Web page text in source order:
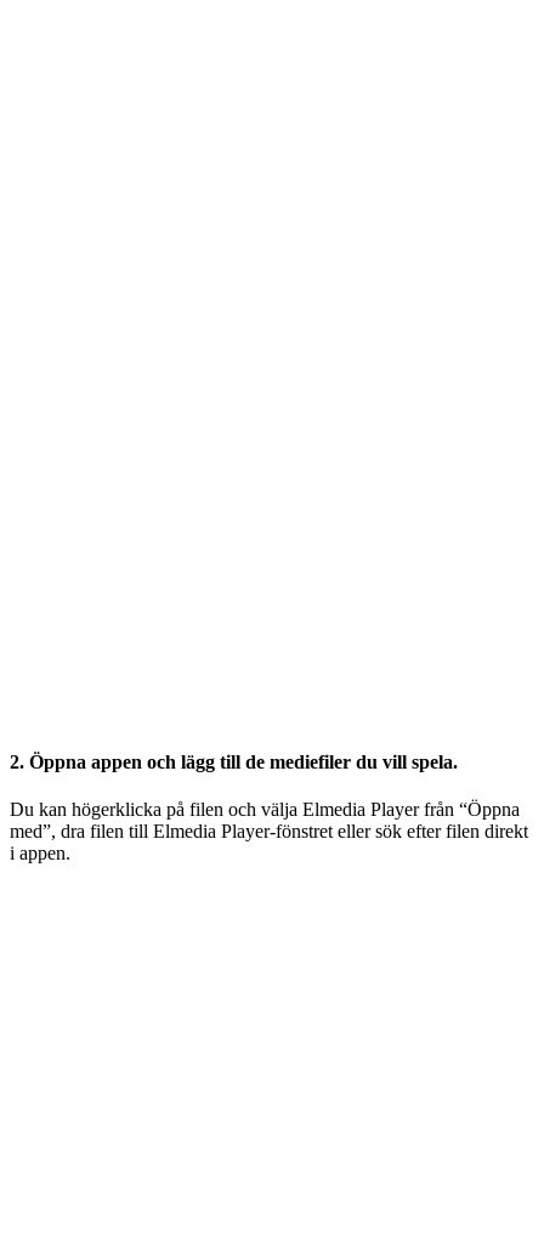
2. Öppna appen och lägg till de mediefiler du vill spela.
Du kan högerklicka på filen och välja Elmedia Player från “Öppna
med”, dra filen till Elmedia Player-fönstret eller sök efter filen direkt
i appen.